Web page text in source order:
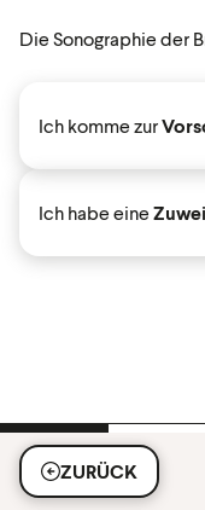
Die Sonographie der
Ich komme zur
Ich habe eine
ZURÜCK